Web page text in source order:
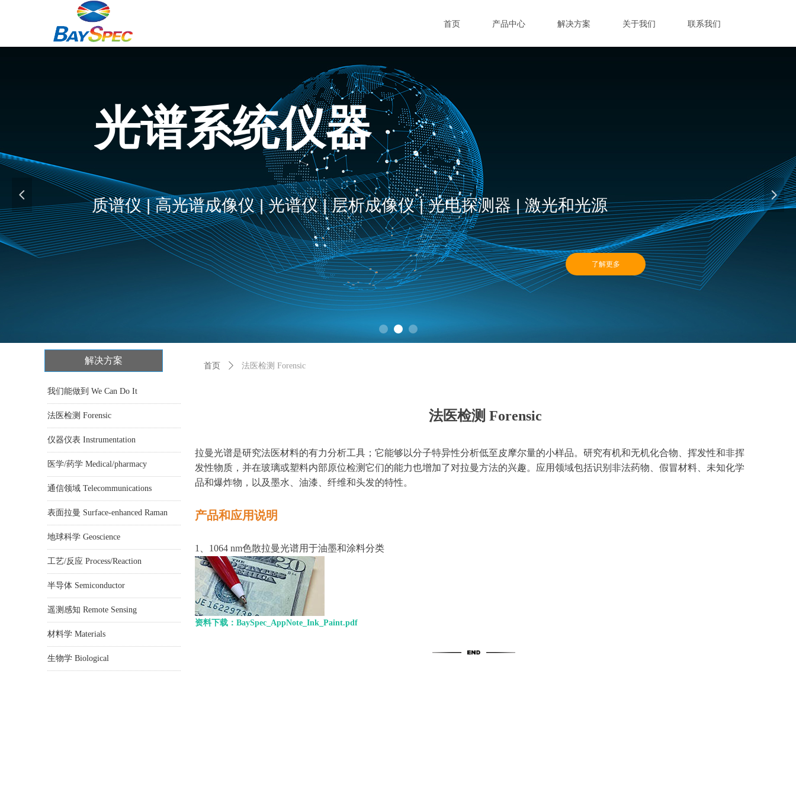
首页 产品中心 解决方案 关于我们 联系我们
光谱系统仪器
质谱仪 | 高光谱成像仪 | 光谱仪 | 层析成像仪 | 光电探测器 | 激光和光源
了解更多
넳 넲
法医检测 Forensic
拉曼光谱是研究法医材料的有力分析工具；它能够以分子特异性分析低至皮摩尔量的小样品。研究有机和无机化合物、挥发性和非挥
发性物质，并在玻璃或塑料内部原位检测它们的能力也增加了对拉曼方法的兴趣。应用领域包括识别非法药物、假冒材料、未知化学
品和爆炸物，以及墨水、油漆、纤维和头发的特性。
产品和应用说明
1、1064 nm色散拉曼光谱用于油墨和涂料分类
资料下载：BaySpec_AppNote_Ink_Paint.pdf
首页 ꄲ 法医检测 Forensic
解决方案
我们能做到 We Can Do It
法医检测 Forensic
仪器仪表 Instrumentation
医学/药学 Medical/pharmacy
通信领域 Telecommunications
表面拉曼 Surface-enhanced Raman
地球科学 Geoscience
工艺/反应 Process/Reaction
半导体 Semiconductor
遥测感知 Remote Sensing
材料学 Materials
生物学 Biological